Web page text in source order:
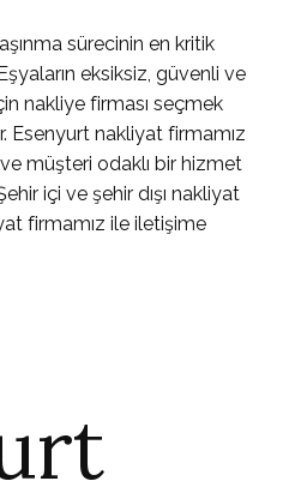
sürecinin en kritik
eksiksiz, güvenli ve
nakliye firması seçmek
Esenyurt nakliyat firmamız
müşteri odaklı bir hizmet
içi ve şehir dışı nakliyat
firmamız ile iletişime